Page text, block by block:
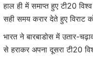
हाल ही में समाप्त हुए टी20
सही समय करार देते हुए विराट
भारत ने बारबाडोस में उतार-
से हराकर अपना दूसरा टी20